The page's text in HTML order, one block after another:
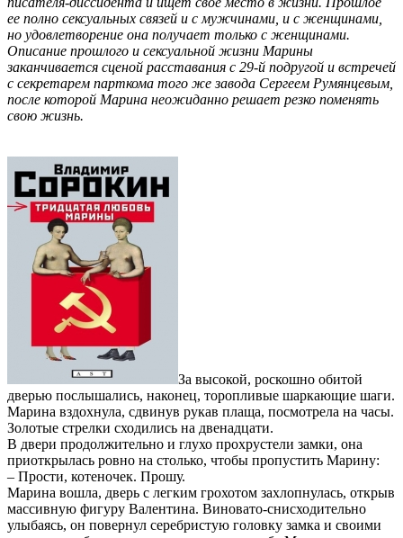
ее полно сексуальных связей и с мужчинами, и с женщинами,
но удовлетворение она получает только с женщинами.
Описание прошлого и сексуальной жизни Марины
заканчивается сценой расставания с 29-й подругой и встречей
с секретарем парткома того же завода Сергеем Румянцевым,
после которой Марина неожиданно решает резко поменять
свою жизнь.
За высокой, роскошно обитой
дверью послышались, наконец, торопливые шаркающие шаги.
Марина вздохнула, сдвинув рукав плаща, посмотрела на часы.
Золотые стрелки сходились на двенадцати.
В двери продолжительно и глухо прохрустели замки, она
приоткрылась ровно на столько, чтобы пропустить Марину:
– Прости, котеночек. Прошу.
Марина вошла, дверь с легким грохотом захлопнулась, открыв
массивную фигуру Валентина. Виновато-снисходительно
улыбаясь, он повернул серебристую головку замка и своими